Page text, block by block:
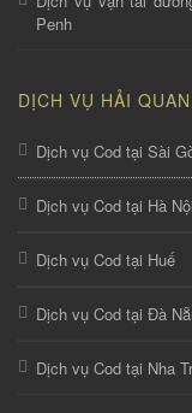
Penh
DỊCH VỤ HẢI QUAN
Dịch vụ Cod tại Sài
Dịch vụ Cod tại Hà Nội
Dịch vụ Cod tại Huế
Dịch vụ Cod tại Đà
Dịch vụ Cod tại Nha